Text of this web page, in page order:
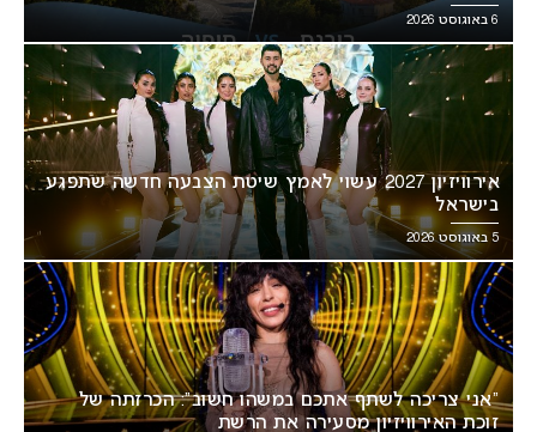
6 באוגוסט 2026
אירוויזיון 2027 עשוי לאמץ שיטת הצבעה חדשה שתפגע
בישראל
5 באוגוסט 2026
“אני צריכה לשתף אתכם במשהו חשוב”: הכרזתה של
זוכת האירוויזיון מסעירה את הרשת